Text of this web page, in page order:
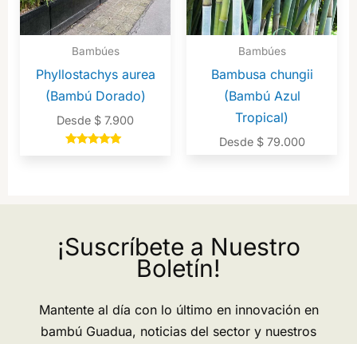
Bambúes
Phyllostachys aurea
(Bambú Dorado)
Desde $ 7.900
Bambúes
Bambusa chungii
(Bambú Azul
Tropical)
Desde $79.000
¡Suscríbete a Nuestro
Boletín!
Mantente al día con lo último en innovación en
bambú Guadua, noticias del sector y nuestros